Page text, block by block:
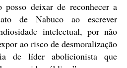
deixar de reconhecer a
de Nabuco ao escrever
intelectual, por não
ao risco de desmoralização
de líder abolicionista que